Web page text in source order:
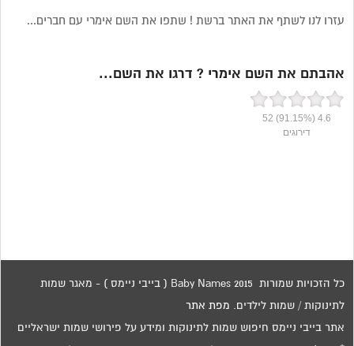
עזרו לנו לשתף את האתר ברשת ! שתפו את השם אימרי עם חברים...
אהבתם את השם אימרי ? דרגו את השם...
4.6
(91.15%)
52
דירוגים
כל הזכויות שמורות 2015 Baby Names ( בייבי ניימס ) - מאגר שמות
לתינוקות / שמות לילדים. מפת אתר
אתר בייבי ניימס חיפוש שמות לתינוקות ומידע על פירושי שמות ישראליים